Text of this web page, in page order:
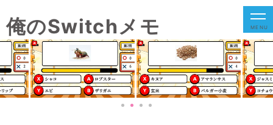
俺のSwitchメモ MENU